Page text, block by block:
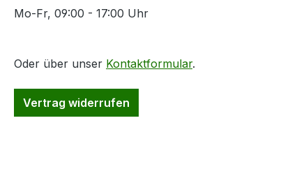
Mo-Fr, 09:00 - 17:00 Uhr
Oder über unser Kontaktformular.
Vertrag widerrufen